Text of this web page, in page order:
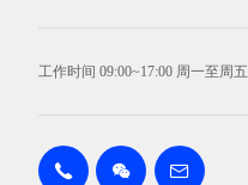
工作时间 09:00~17:00 周一至周五